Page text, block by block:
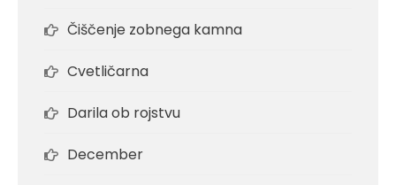
Čiščenje zobnega kamna
Cvetličarna
Darila ob rojstvu
December